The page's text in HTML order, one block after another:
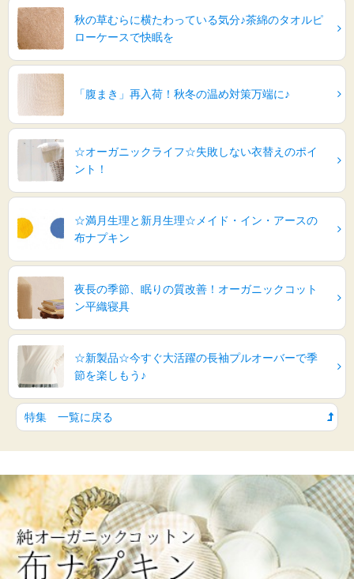
秋の草むらに横たわっている気分♪茶綿のタオルピ
ローケースで快眠を
「腹まき」再入荷！秋冬の温め対策万端に♪
☆オーガニックライフ☆失敗しない衣替えのポイ
ント！
☆満月生理と新月生理☆メイド・イン・アースの
布ナプキン
夜長の季節、眠りの質改善！オーガニックコット
ン平織寝具
☆新製品☆今すぐ大活躍の長袖プルオーバーで季
節を楽しもう♪
特集 一覧に戻る